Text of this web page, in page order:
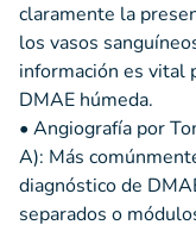
claramente la
los vasos
información es vital
DMAE húmeda.
• Angiografía por
A): Más
diagnóstico de
separados o